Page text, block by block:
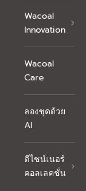
Wacoal
Innovation
Wacoal
Care
ลองชุดด้วย
AI
ดีไซน์เนอร์
คอลเลคชั่น